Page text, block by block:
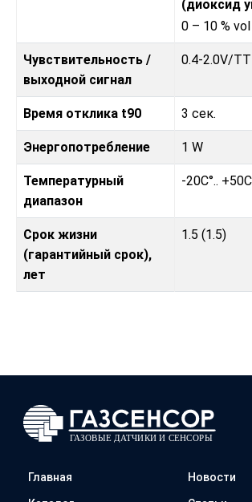
(диоксид
0 – 10 % vol
Чувствительность /
выходной сигнал
0.4-2.0V/
Время отклика t90 3 сек.
Энергопотребление 1 W
Температурный
диапазон
-20C°..
Срок жизни
(гарантийный срок),
лет
1.5 (1.5)
Главная Новости